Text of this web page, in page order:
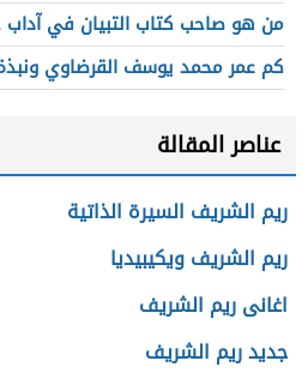
من هو صاحب كتاب التبيان في آداب
كم عمر محمد يوسف القرضاوي
عناصر المقالة
ريم الشريف السيرة الذاتية
ريم الشريف ويكيبيديا
اغانى ريم الشريف
جديد ريم الشريف